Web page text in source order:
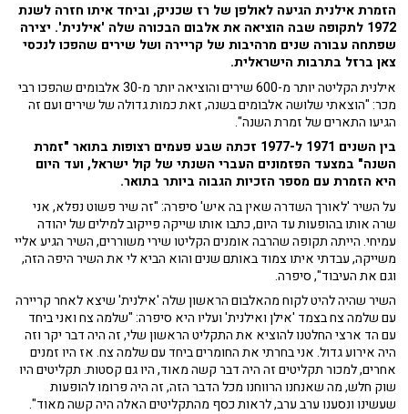
הזמרת אילנית הגיעה לאולפן של רז שכניק, וביחד איתו חזרה לשנת
1972 לתקופה שבה הוציאה את אלבום הבכורה שלה 'אילנית'. יצירה
שפתחה עבורה שנים מרהיבות של קריירה ושל שירים שהפכו לנכסי
צאן ברזל בתרבות הישראלית.
אילנית הקליטה יותר מ-600 שירים והוציאה יותר מ-30 אלבומים שהפכו רבי
מכר: "הוצאתי שלושה אלבומים בשנה, זאת כמות גדולה של שירים ועם זה
הגיעו התארים של זמרת השנה".
בין השנים 1971 ל-1977 זכתה שבע פעמים רצופות בתואר "זמרת
השנה" במצעד הפזמונים העברי השנתי של קול ישראל, ועד היום
היא הזמרת עם מספר הזכיות הגבוה ביותר בתואר.
על השיר 'לאורך השדרה שאין בה איש' סיפרה: "זה שיר פשוט נפלא, אני
שרה אותו בהופעות עד היום, כתבו אותו שייקה פייקוב למילים של יהודה
עמיחי. הייתה תקופה שהרבה אומנים הקליטו שירי משוררים, השיר הגיע אליי
משייקה, עבדתי איתו צמוד באותם שנים והוא הביא לי את השיר היפה הזה,
וגם את העיבוד", סיפרה.
השיר שהיה להיט לקוח מהאלבום הראשון שלה 'אילנית' שיצא לאחר קריירה
עם שלמה צח בצמד 'אילן ואילנית' ועליו היא סיפרה: "שלמה צח ואני ביחד
עם הד ארצי החלטנו להוציא את התקליט הראשון שלי, זה היה דבר יקר וזה
היה אירוע גדול. אני בחרתי את החומרים ביחד עם שלמה צח. אז היו זמנים
אחרים, למכור תקליטים זה היה דבר קשה מאוד, היו גם קסטות. תקליטים היו
שוק חלש, מה שאנחנו הרווחנו מכל הדבר הזה, זה היה פרומו להופעות
שעשינו ונסענו ערב ערב, לראות כסף מהתקליטים האלה היה קשה מאוד".